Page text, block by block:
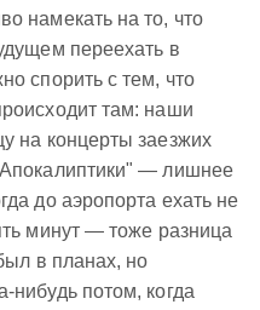
намекать на то, что
переехать в
спорить с тем, что
там: наши
на концерты заезжих
— лишнее
до аэропорта ехать не
минут — тоже разница
в планах, но
нибудь потом, когда